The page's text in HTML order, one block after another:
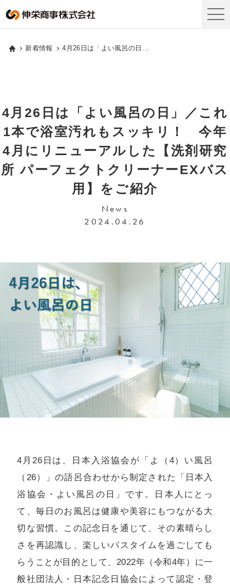
新着情報 4月26日は「よい風呂の日」／これ1本で浴室汚れもスッキリ！ 今年4月にリニューアルした【洗剤研究所 パーフェクトクリーナーEXバス用】をご紹介
4月26日は「よい風呂の日」／これ
1本で浴室汚れもスッキリ！ 今年
4月にリニューアルした【洗剤研究
所 パーフェクトクリーナーEXバス
用】をご紹介
News
2024.04.26
4月26日は、日本入浴協会が「よ（4）い風呂
（26）」の語呂合わせから制定された「日本入
浴協会・よい風呂の日」です。日本人にとっ
て、毎日のお風呂は健康や美容にもつながる大
切な習慣。この記念日を通じて、その素晴らし
さを再認識し、楽しいバスタイムを過ごしても
らうことが目的として、2022年（令和4年）に一
般社団法人・日本記念日協会によって認定・登